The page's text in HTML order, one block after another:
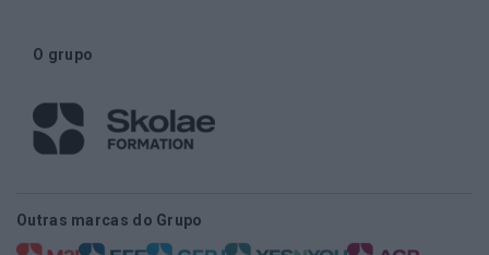
O grupo
Outras marcas do Grupo